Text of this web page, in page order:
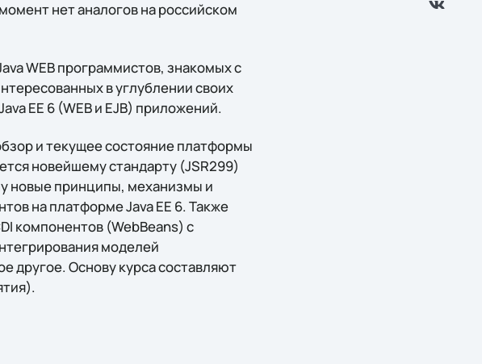
нет аналогов на российском
WEB программистов, знакомых с
в углублении своих
EE 6 (WEB и EJB) приложений.
и текущее состояние платформы
новейшему стандарту (JSR299)
новые принципы, механизмы и
на платформе Java EE 6. Также
компонентов (WebBeans) c
моделей
другое. Основу курса составляют